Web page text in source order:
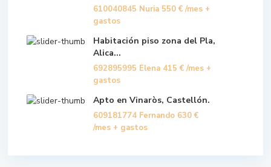
610040845 Nuria 550 € /mes +
gastos
Habitación piso zona del Pla,
Alica...
692895995 Elena 415 € /mes +
gastos
Apto en Vinaròs, Castellón.
609181774 Fernando 630 €
/mes + gastos